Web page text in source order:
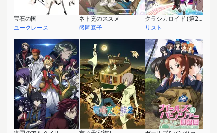
宝石の国
ユークレース
ネト充のススメ
盛岡森子
クラシカロイド (第2シリーズ)
リスト